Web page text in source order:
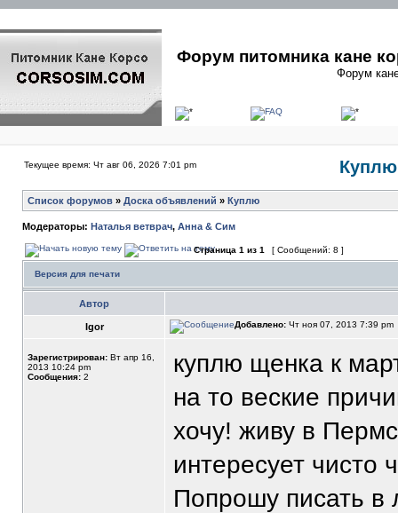
Форум питомника кане
Форум
Текущее время: Чт авг 06, 2026 7:01 pm Куплю
Список форумов » Доска объявлений » Куплю
Модераторы: Наталья ветврач, Анна & Сим
Страница 1 из 1 [ Сообщений: 8 ]
Версия для печати
Автор
Igor Добавлено: Чт ноя 07, 2013 7:39 pm
Зарегистрирован: Вт апр 16,
2013 10:24 pm
Сообщения: 2
куплю щенка к
на то веские
хочу! живу в
интересует чисто
Попрошу писать в